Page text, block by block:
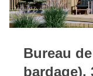
Bureau
bardage),